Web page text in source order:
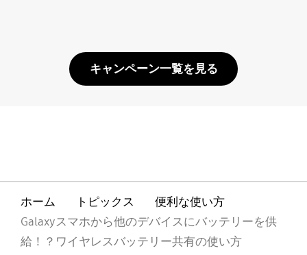
キャンペーン一覧を見る
ホーム トピックス
便利な使い方
Galaxyスマホから他のデバイスにバッテリーを供
給！？ワイヤレスバッテリー共有の使い方